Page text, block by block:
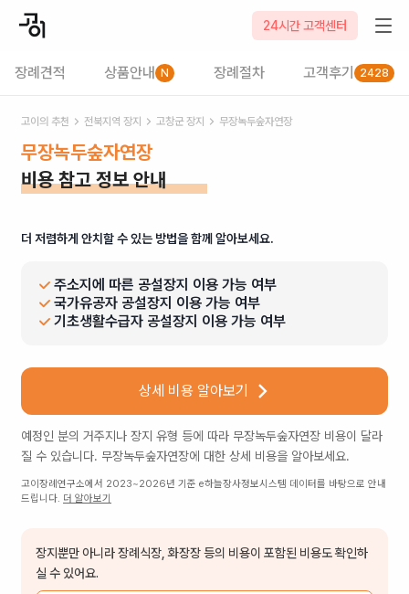
24시간 고객센터
장례견적 상품안내 N 장례절차 고객후기 2428
고이의 추천 전북지역 장지 고창군 장지 무장녹두숲자연장
무장녹두숲자연장
비용 참고 정보 안내
더 저렴하게 안치할 수 있는 방법을 함께 알아보세요.
주소지에 따른 공설장지 이용 가능 여부
국가유공자 공설장지 이용 가능 여부
기초생활수급자 공설장지 이용 가능 여부
상세 비용 알아보기
예정인 분의 거주지나 장지 유형 등에 따라 무장녹두숲자연장 비용이 달라
질 수 있습니다. 무장녹두숲자연장에 대한 상세 비용을 알아보세요.
고이장례연구소에서 2023~2026년 기준 e하늘장사정보시스템 데이터를 바탕으로 안내
드립니다. 더 알아보기
장지뿐만 아니라 장례식장, 화장장 등의 비용이 포함된 비용도 확인하
실 수 있어요.